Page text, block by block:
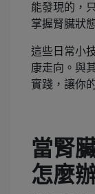
能發現的，
掌握腎臟狀
這些日常小
康走向。與
實踐，讓你
當腎
怎麼